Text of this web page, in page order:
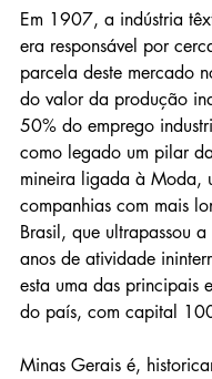
Em 1907, a indústria
era responsável por
parcela deste mercado
do valor da produção
50% do emprego
como legado um pilar
mineira ligada à Moda,
companhias com mais
Brasil, que ultrapassou
anos de atividade
esta uma das principais
do país, com capital
Minas Gerais é,